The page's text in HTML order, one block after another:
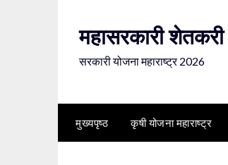
महासरकारी
सरकारी योजना महाराष्ट्र 2026
मुख्यपृष्ठ कृषी योजना महाराष्ट्र